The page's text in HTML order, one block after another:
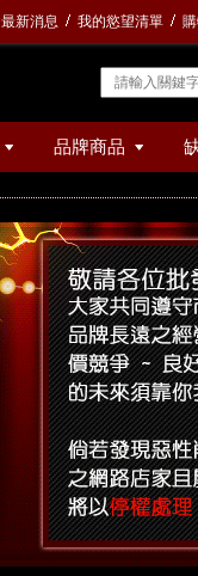
最新消息 我的慾望清單
品牌商品